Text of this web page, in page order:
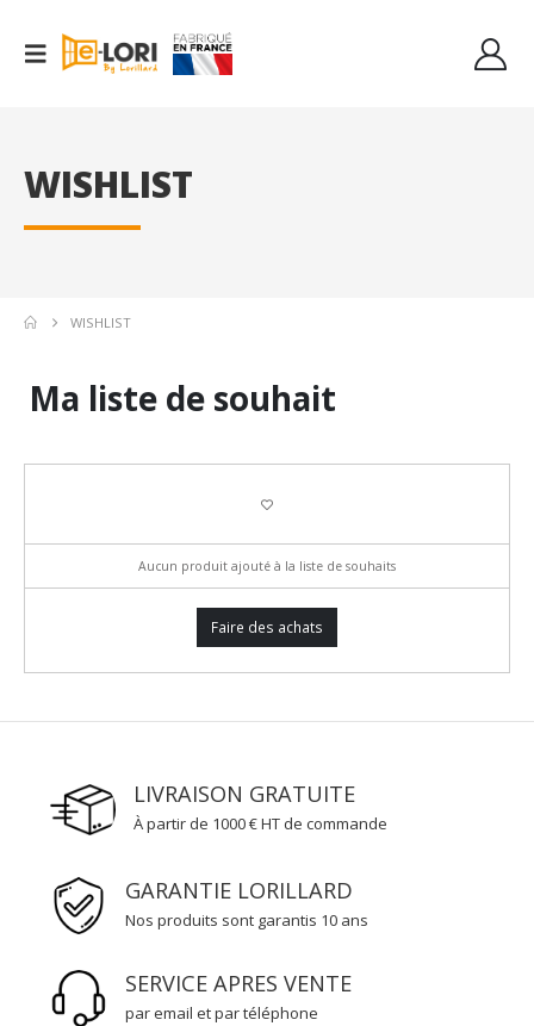
WISHLIST
WISHLIST
Ma liste de souhait
Aucun produit ajouté à la liste de souhaits
Faire des achats
LIVRAISON GRATUITE
À partir de 1000 € HT de commande
GARANTIE LORILLARD
Nos produits sont garantis 10 ans
SERVICE APRES VENTE
par email et par téléphone